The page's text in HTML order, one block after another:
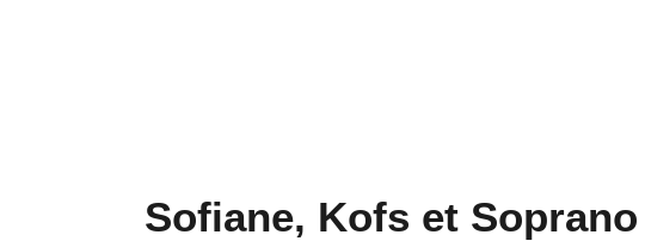
Sofiane, Kofs et